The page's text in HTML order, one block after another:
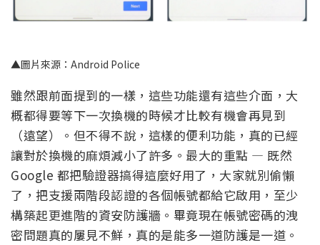
▲圖片來源：Android Police
雖然跟前面提到的一樣，這些功能還有這些介面，大
概都得要等下一次換機的時候才比較有機會再見到
（遠望）。但不得不說，這樣的便利功能，真的已經
讓對於換機的麻煩減小了許多。最大的重點 — 既然
Google 都把驗證器搞得這麼好用了，大家就別偷懶
了，把支援兩階段認證的各個帳號都給它啟用，至少
構築起更進階的資安防護牆。畢竟現在帳號密碼的洩
密問題真的屢見不鮮，真的是能多一道防護是一道。